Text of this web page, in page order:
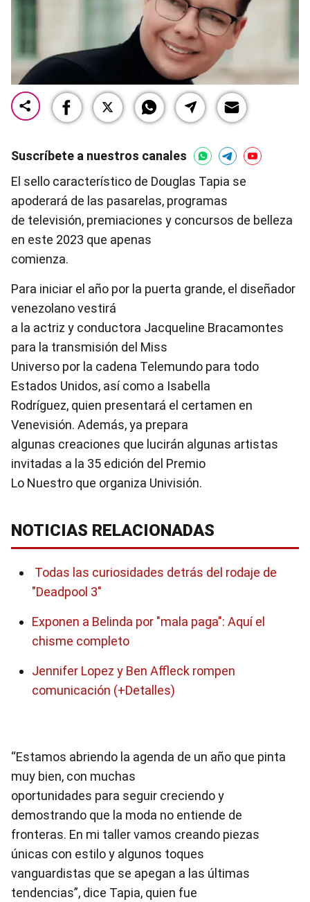
Suscríbete a nuestros canales
El sello característico de Douglas Tapia se
apoderará de las pasarelas, programas
de televisión, premiaciones y concursos de belleza
en este 2023 que apenas
comienza.
Para iniciar el año por la puerta grande, el diseñador
venezolano vestirá
a la actriz y conductora Jacqueline Bracamontes
para la transmisión del Miss
Universo por la cadena Telemundo para todo
Estados Unidos, así como a Isabella
Rodríguez, quien presentará el certamen en
Venevisión. Además, ya prepara
algunas creaciones que lucirán algunas artistas
invitadas a la 35 edición del Premio
Lo Nuestro que organiza Univisión.
NOTICIAS RELACIONADAS
Todas las curiosidades detrás del rodaje de
"Deadpool 3″
Exponen a Belinda por "mala paga": Aquí el
chisme completo
Jennifer Lopez y Ben Affleck rompen
comunicación (+Detalles)
“Estamos abriendo la agenda de un año que pinta
muy bien, con muchas
oportunidades para seguir creciendo y
demostrando que la moda no entiende de
fronteras. En mi taller vamos creando piezas
únicas con estilo y algunos toques
vanguardistas que se apegan a las últimas
tendencias”, dice Tapia, quien fue